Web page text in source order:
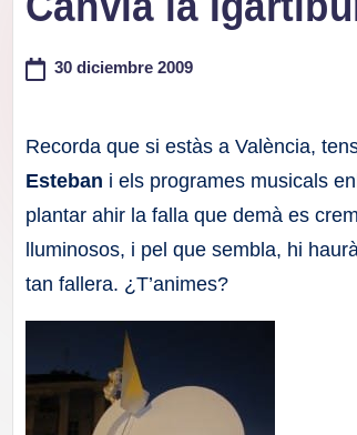
30 diciembre 2009
Recorda que si estàs a València,
Esteban i els programes musicals
plantar ahir la falla que demà es
lluminosos, i pel que sembla, hi
tan fallera. ¿T’animes?